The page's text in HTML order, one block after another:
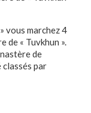
vous marchez 4
de « Tuvkhun ».
de
classés par